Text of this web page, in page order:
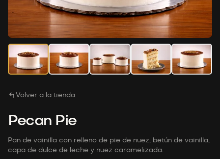
Volver a la tienda
Pecan Pie
Pan de vainilla con relleno de pie de nuez, betún de vainilla,
capa de dulce de leche y nuez caramelizada.